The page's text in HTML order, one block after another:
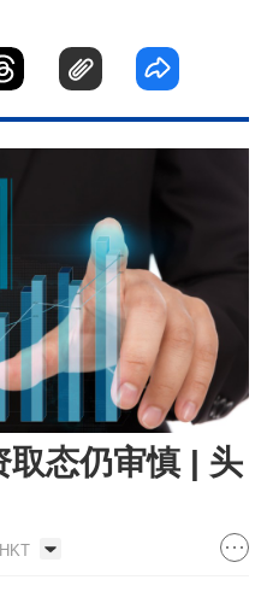
取态仍审慎 | 头